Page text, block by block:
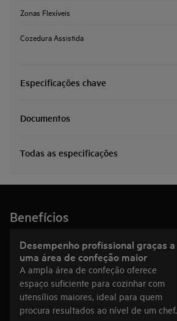
Zonas Flexíveis
Cozedura Assistida
Especificações chave
Documentos
Todas as especificações
Benefícios
Desempenho profissional graças a
uma área de confeção maior
A ampla área de confeção oferece
espaço suficiente para cozinhar com
utensílios maiores, ideal para quem
procura resultados ao nível de um chef.